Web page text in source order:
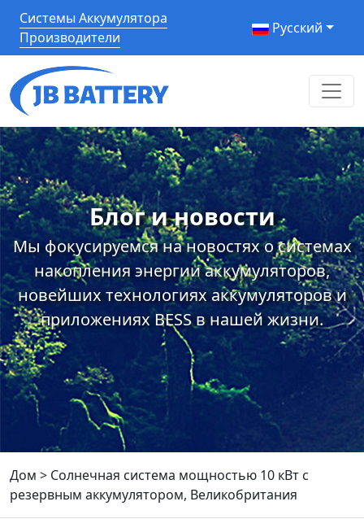
Системы Аккумулятора
Производители
Pусский
Блог и новости
Мы фокусируемся на новостях о системах
накопления энергии аккумуляторов,
новейших технологиях аккумуляторов и
приложениях BESS в нашей жизни.
Дом > Солнечная система мощностью 10 кВт с
резервным аккумулятором, Великобритания